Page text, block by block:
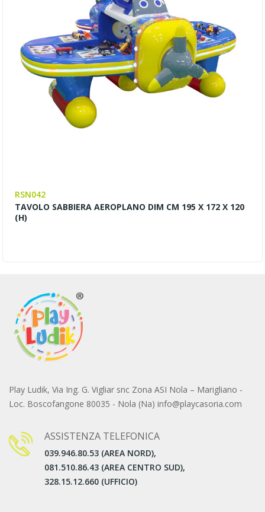
RSN042
TAVOLO SABBIERA AEROPLANO DIM CM 195 X 172 X 120
(H)
Play Ludik, Via Ing. G. Vigliar snc Zona ASI Nola – Marigliano -
Loc. Boscofangone 80035 - Nola (Na) info@playcasoria.com
ASSISTENZA TELEFONICA
039.946.80.53 (AREA NORD),
081.510.86.43 (AREA CENTRO SUD),
328.15.12.660 (UFFICIO)